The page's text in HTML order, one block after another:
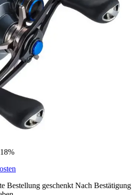
Bestellung geschenkt Nach Bestätigung